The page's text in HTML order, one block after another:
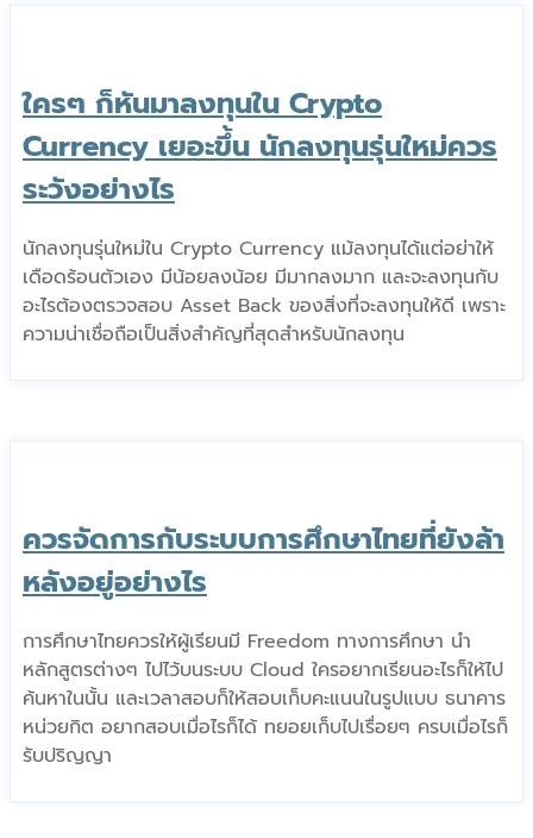
ใครๆ ก็หันมาลงทุนใน Crypto
Currency เยอะขึ้น นักลงทุนรุ่นใหม่ควร
ระวังอย่างไร
นักลงทุนรุ่นใหม่ใน Crypto Currency แม้ลงทุนได้แต่อย่าให้
เดือดร้อนตัวเอง มีน้อยลงน้อย มีมากลงมาก และจะลงทุนกับ
อะไรต้องตรวจสอบ Asset Back ของสิ่งที่จะลงทุนให้ดี เพราะ
ความน่าเชื่อถือเป็นสิ่งสำคัญที่สุดสำหรับนักลงทุน
ควรจัดการกับระบบการศึกษาไทยที่ยังล้า
หลังอยู่อย่างไร
การศึกษาไทยควรให้ผู้เรียนมี Freedom ทางการศึกษา นำ
หลักสูตรต่างๆ ไปไว้บนระบบ Cloud ใครอยากเรียนอะไรก็ให้ไป
ค้นหาในนั้น และเวลาสอบก็ให้สอบเก็บคะแนนในรูปแบบ ธนาคาร
หน่วยกิต อยากสอบเมื่อไรก็ได้ ทยอยเก็บไปเรื่อยๆ ครบเมื่อไรก็
รับปริญญา